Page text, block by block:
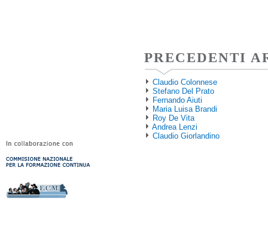
PRECEDENTI
Claudio Colonnese
Stefano Del Prato
Fernando Aiuti
Maria Luisa Brandi
Roy De Vita
Andrea Lenzi
Claudio Giorlandino